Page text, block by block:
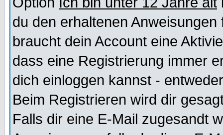
du den erhaltenen
braucht dein Account eine
dass eine Registrierung immer
dich einloggen kannst -
Beim Registrieren wird dir
Falls dir eine E-Mail zugesandt